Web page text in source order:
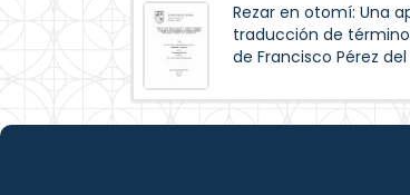
Rezar en otomí: Una
traducción de
de Francisco Pérez del